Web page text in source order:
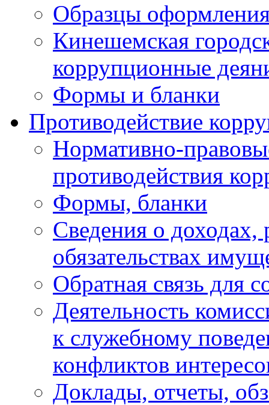
Образцы
Кинешемская
коррупционные
Формы и бланки
Противодействие
Нормативно-
противодействия
Формы, бланки
Сведения о доходах,
обязательствах
Обратная связь для
Деятельность
к служебному
конфликтов
Доклады, отчеты,